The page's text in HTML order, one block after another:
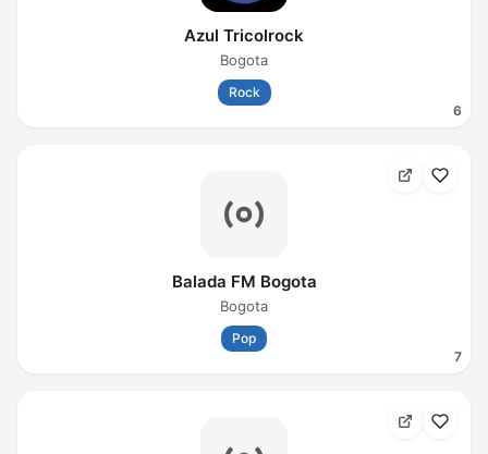
6
Azul Tricolrock
Bogota
Rock
7
Balada FM Bogota
Bogota
Pop